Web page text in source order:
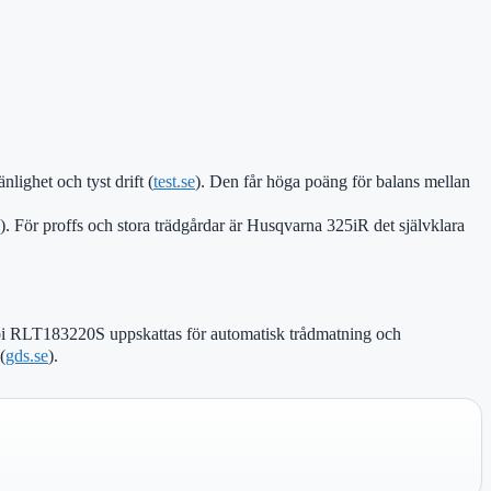
och tyst drift (test.se). Den får höga poäng för balans mellan
). För proffs och stora trädgårdar är Husqvarna 325iR det självklara
uppskattas för automatisk trådmatning och
gds.se).